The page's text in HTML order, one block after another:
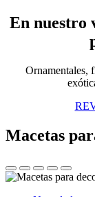
En nuestro
Ornamentales,
Macetas